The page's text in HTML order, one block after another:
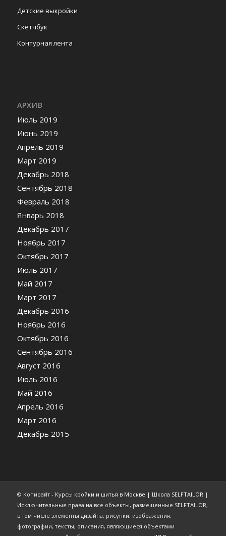
Детские выкройки
Скетчбук
Контурная лента
АРХИВ
Июль 2019
Июнь 2019
Апрель 2019
Март 2019
Декабрь 2018
Сентябрь 2018
Февраль 2018
Январь 2018
Декабрь 2017
Ноябрь 2017
Октябрь 2017
Июль 2017
Май 2017
Март 2017
Декабрь 2016
Ноябрь 2016
Октябрь 2016
Сентябрь 2016
Август 2016
Июль 2016
Май 2016
Апрель 2016
Март 2016
Декабрь 2015
© Копирайт - Курсы кройки и шитья в Москве | Школа SELFTAILOR |
Исключительные права на все объекты, размещенные SELFTAILOR,
в том числе элементы дизайна, рисунки, изображения,
фотографии, тексты, описания, являющиеся объектами